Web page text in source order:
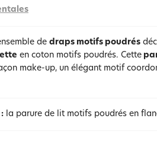
de draps motifs poudrés
en coton motifs poudrés. Cette
make-up, un élégant motif
la parure de lit motifs poudrés en